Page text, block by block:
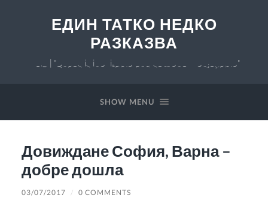
ЕДИН ТАТКО НЕДКО
РАЗКАЗВА
v 0.7 | "Chaos is inevitable and somehow enjoyable"
SHOW MENU
Довиждане София, Варна –
добре дошла
03/07/2017 / 0 COMMENTS